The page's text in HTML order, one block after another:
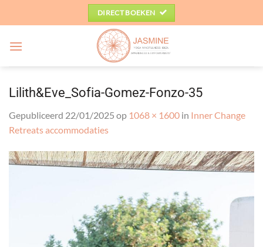
DIRECT BOEKEN
Lilith&Eve_Sofia-Gomez-Fonzo-35
Gepubliceerd 22/01/2025 op 1068 × 1600 in Inner Change
Retreats accommodaties